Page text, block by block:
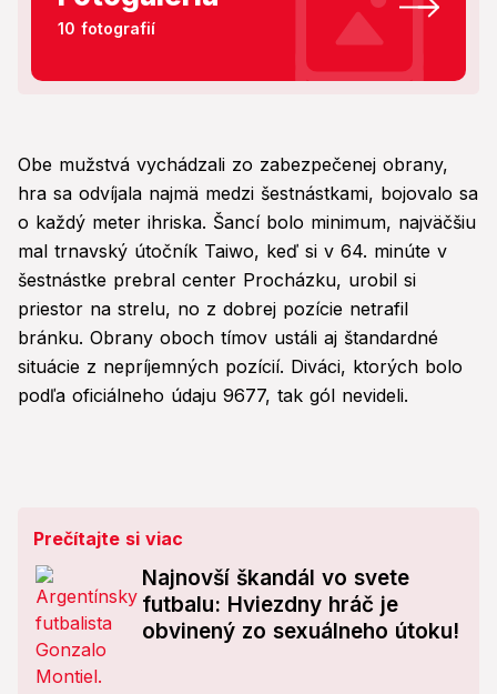
10 fotografií
Obe mužstvá vychádzali zo zabezpečenej obrany,
hra sa odvíjala najmä medzi šestnástkami, bojovalo sa
o každý meter ihriska. Šancí bolo minimum, najväčšiu
mal trnavský útočník Taiwo, keď si v 64. minúte v
šestnástke prebral center Procházku, urobil si
priestor na strelu, no z dobrej pozície netrafil
bránku. Obrany oboch tímov ustáli aj štandardné
situácie z nepríjemných pozícií. Diváci, ktorých bolo
podľa oficiálneho údaju 9677, tak gól nevideli.
Prečítajte si viac
Najnovší škandál vo svete
futbalu: Hviezdny hráč je
obvinený zo sexuálneho útoku!